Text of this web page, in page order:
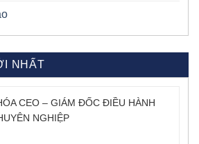
NHẤT
CEO – GIÁM ĐỐC ĐIỀU HÀNH
NGHIỆP